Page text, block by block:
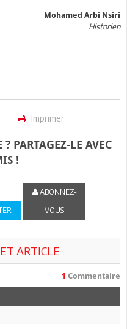
Mohamed Arbi Nsiri
Historien
Imprimer
PARTAGEZ-LE AVEC
!
ABONNEZ-
VOUS
ARTICLE
1 Commentaire